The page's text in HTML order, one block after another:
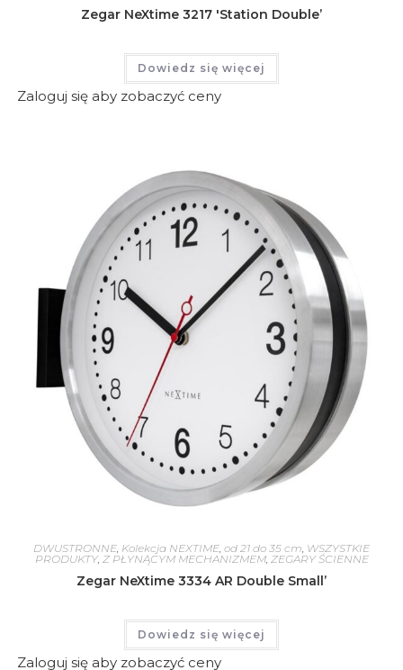
Zegar NeXtime 3217 'Station Double’
Dowiedz się więcej
Zaloguj się aby zobaczyć ceny
DWUSTRONNE Kolekcja NEXTIME od 21 do 35 cm WSZYSTKIE
PRODUKTY, Z PŁYNĄCYM MECHANIZMEM, ZEGARY ŚCIENNE
Zegar NeXtime 3334 AR Double Small’
Dowiedz się więcej
Zaloguj się aby zobaczyć ceny